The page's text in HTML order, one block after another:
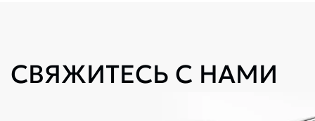
СВЯЖИТЕСЬ С НАМИ